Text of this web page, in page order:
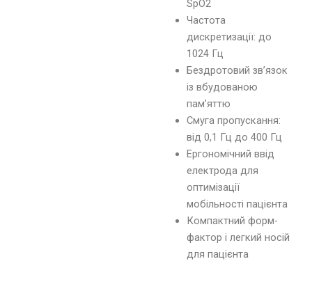
SpO2
Частота
дискретизації: до
1024 Гц
Бездротовий зв’язок
із вбудованою
пам’яттю
Смуга пропускання:
від 0,1 Гц до 400 Гц
Ергономічний ввід
електрода для
оптимізації
мобільності пацієнта
Компактний форм-
фактор і легкий носій
для пацієнта